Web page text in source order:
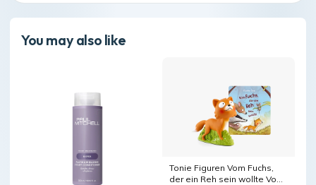
You may also like
Tonie Figuren Vom Fuchs,
der ein Reh sein wollte Vom